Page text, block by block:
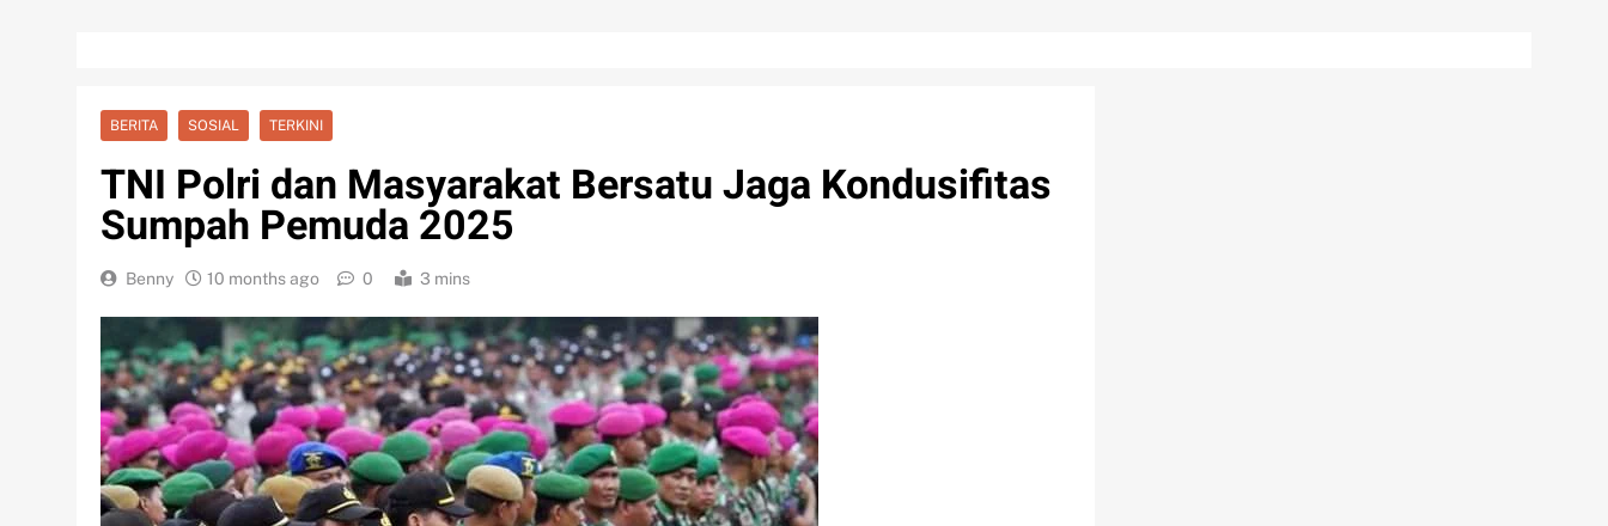
BERITA SOSIAL TERKINI
TNI Polri dan Masyarakat Bersatu Jaga Kondusifitas
Sumpah Pemuda 2025
Benny 10 months ago 0 3 mins